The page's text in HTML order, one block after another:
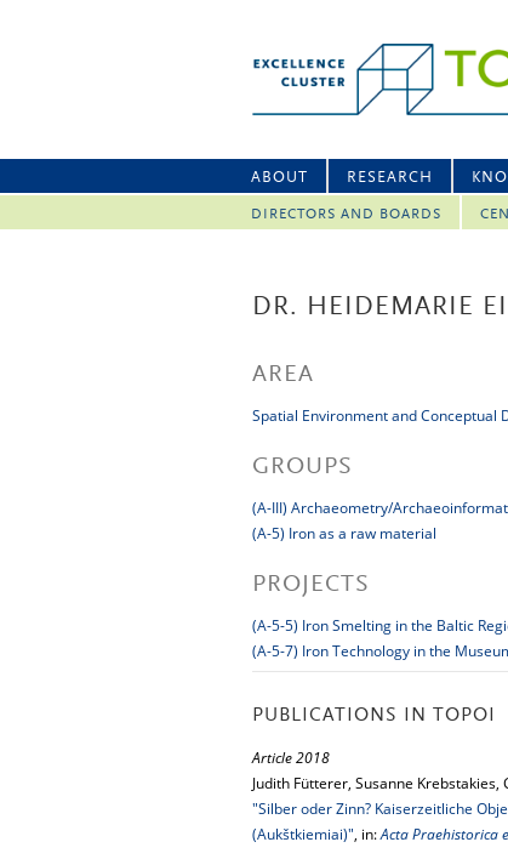
ABOUT RESEARCH
DIRECTORS AND BOARDS
DR. HEIDEMARIE
AREA
Spatial Environment and Conceptual
GROUPS
(A-III) Archaeometry/
(A-5) Iron as a raw material
PROJECTS
(A-5-5) Iron Smelting in the Baltic
(A-5-7) Iron Technology in the
PUBLICATIONS IN TOPOI
Article 2018
Judith Fütterer, Susanne
"Silber oder Zinn? Kaiserzeitliche
(Aukštkiemiai)", in:Acta Praehistorica